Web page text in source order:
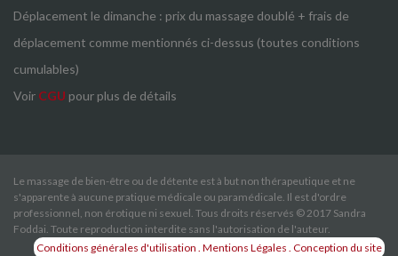
Déplacement le dimanche : prix du massage doublé + frais de
déplacement comme mentionnés ci-dessus (toutes conditions
cumulables)
Voir CGU pour plus de détails
Le massage de bien-être ou de détente est à but non thérapeutique et ne
s'apparente à aucune pratique médicale ou paramédicale. Il est d'ordre
professionnel, non érotique ni sexuel. Tous droits réservés © 2017 Sandra
Foddai. Toute reproduction interdite sans l'autorisation de l'auteur.
Conditions générales d'utilisation . Mentions Légales . Conception du site